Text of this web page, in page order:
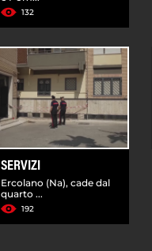
132
SERVIZI
Ercolano (Na), cade dal
quarto ...
192